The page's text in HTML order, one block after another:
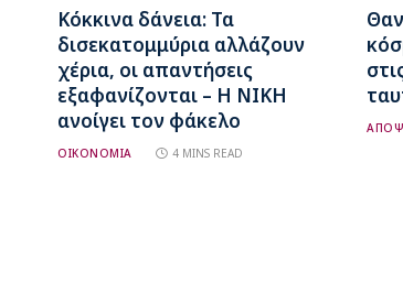
Κόκκινα δάνεια: Τα
δισεκατομμύρια αλλάζουν
χέρια, οι απαντήσεις
εξαφανίζονται – Η ΝΙΚΗ
ανοίγει τον φάκελο
ΟΙΚΟΝΟΜΙΑ 4 MINS READ